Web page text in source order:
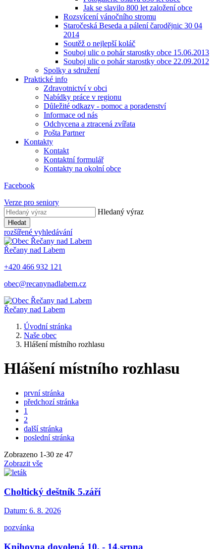
Jak se slavilo 800 let založení obce
Rozsvícení vánočního stromu
Staročeská Beseda a pálení čarodějnic 30 04
2014
Soutěž o nejlepší koláč
Souboj ulic o pohár starostky obce 15.06.2013
Souboj ulic o pohár starostky obce 22.09.2012
Spolky a sdružení
Praktické info
Zdravotnictví v obci
Nabídky práce v regionu
Důležité odkazy - pomoc a poradenství
Informace od nás
Odchycena a ztracená zvířata
Pošta Partner
Kontakty
Kontakt
Kontaktní formulář
Kontakty na okolní obce
Facebook
Verze pro seniory
Hledaný výraz
Hledat
rozšířené vyhledávání
Řečany nad Labem
+420 466 932 121
obec@recanynadlabem.cz
Řečany nad Labem
Úvodní stránka
Naše obec
Hlášení místního rozhlasu
Hlášení místního rozhlasu
první stránka
předchozí stránka
1
2
další stránka
poslední stránka
Zobrazeno 1-30 ze 47
Zobrazit vše
Choltický deštník 5.září
Datum: 6. 8. 2026
pozvánka
Knihovna dovolená 10. - 14.srpna